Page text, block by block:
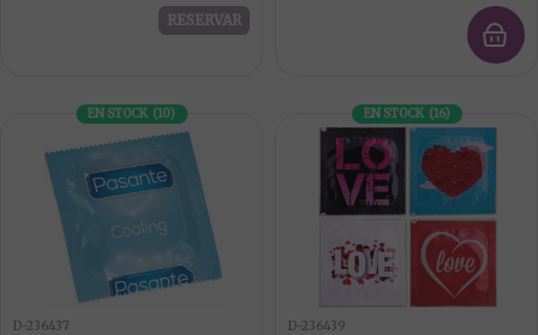
RESERVAR
EN STOCK (10)
D-236437
EN STOCK (16)
D-236439